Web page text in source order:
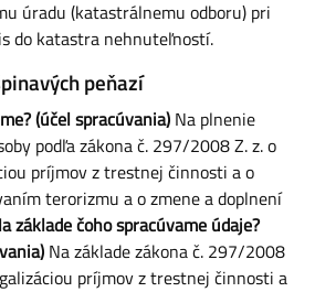
úradu (katastrálnemu odboru) pri
do katastra nehnuteľností.
peňazí
(účel spracúvania) Na plnenie
podľa zákona č. 297/2008 Z. z. o
príjmov z trestnej činnosti a o
terorizmu a o zmene a doplnení
základe čoho spracúvame údaje?
Na základe zákona č. 297/2008
príjmov z trestnej činnosti a